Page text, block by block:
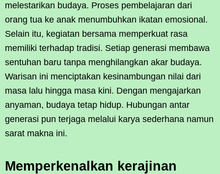
melestarikan budaya. Proses pembelajaran dari
orang tua ke anak menumbuhkan ikatan emosional.
Selain itu, kegiatan bersama memperkuat rasa
memiliki terhadap tradisi. Setiap generasi membawa
sentuhan baru tanpa menghilangkan akar budaya.
Warisan ini menciptakan kesinambungan nilai dari
masa lalu hingga masa kini. Dengan mengajarkan
anyaman, budaya tetap hidup. Hubungan antar
generasi pun terjaga melalui karya sederhana namun
sarat makna ini.
Memperkenalkan kerajinan